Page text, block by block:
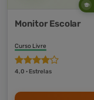
Monitor Escolar
Curso Livre
4,0 · Estrelas